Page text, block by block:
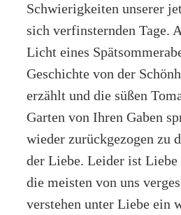
Schwierigkeiten unserer
sich verfinsternden Tage.
Licht eines
Geschichte von der
erzählt und die süßen
Garten von Ihren Gaben
wieder zurückgezogen zu
der Liebe. Leider ist Liebe
die meisten von uns
verstehen unter Liebe ein